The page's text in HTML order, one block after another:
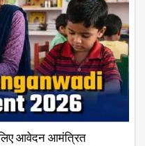
आवेदन आमंत्रित